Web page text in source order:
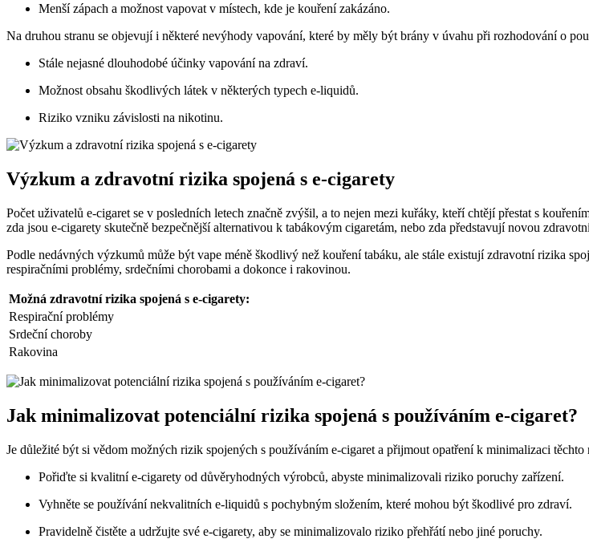
Menší zápach a možnost vapovat v místech, kde je kouření zakázáno.
Na druhou stranu se objevují i některé nevýhody vapování, které by měly být brány v úvahu při rozhodování o
Stále nejasné dlouhodobé účinky vapování na zdraví.
Možnost obsahu škodlivých látek v některých typech e-liquidů.
Riziko vzniku závislosti na nikotinu.
Výzkum a zdravotní rizika spojená s e-cigarety
Počet uživatelů e-cigaret se v posledních letech značně zvýšil, a to nejen mezi kuřáky, kteří chtějí přestat s
zda jsou e-cigarety skutečně bezpečnější alternativou k tabákovým cigaretám, nebo zda představují novou
Podle nedávných výzkumů může být vape méně škodlivý než kouření tabáku, ale stále existují zdravotní rizika
respiračními problémy, srdečními chorobami a dokonce i rakovinou.
Možná zdravotní rizika spojená s e-cigarety:
Respirační problémy
Srdeční choroby
Rakovina
Jak minimalizovat potenciální rizika spojená s používáním e-cigaret?
Je důležité být si vědom možných rizik spojených s používáním e-cigaret a přijmout opatření k minimalizaci
Pořiďte si kvalitní e-cigarety od důvěryhodných výrobců, abyste minimalizovali riziko poruchy zařízení.
Vyhněte se používání nekvalitních e-liquidů s pochybným složením, které mohou být škodlivé pro zdraví.
Pravidelně čistěte a udržujte své e-cigarety, aby se minimalizovalo riziko přehřátí nebo jiné poruchy.